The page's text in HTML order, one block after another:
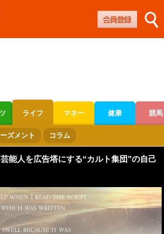
ライフ マネー 健康 競馬
トレース
ズメント コラム
能人を広告塔にする“カルト集団”の自己